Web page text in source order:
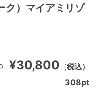
ク）マイアミリゾ
¥30,800 （税込）
308pt